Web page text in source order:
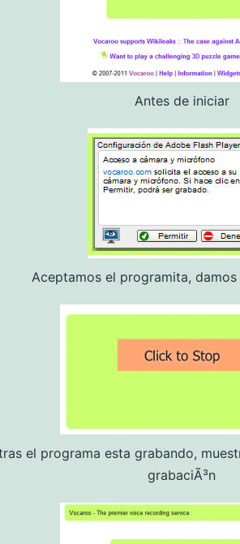
Antes de iniciar
Aceptamos el programita,
el programa esta grabando,
grabaciÃ³n